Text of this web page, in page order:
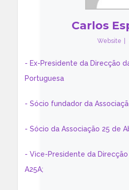
Carlos
Website
- Ex-Presidente da Direcção
Portuguesa
- Sócio fundador da
- Sócio da Associação 25 de
- Vice-Presidente da
A25A;